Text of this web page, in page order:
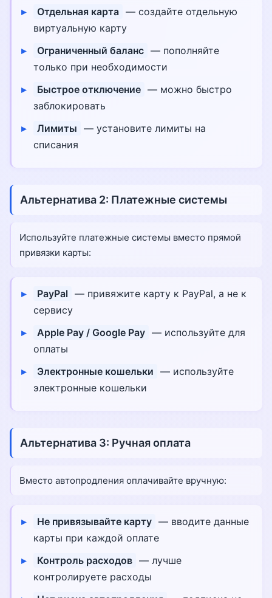
Отдельная карта — создайте отдельную
виртуальную карту
Ограниченный баланс — пополняйте
только при необходимости
Быстрое отключение — можно быстро
заблокировать
Лимиты — установите лимиты на
списания
Альтернатива 2: Платежные системы
Используйте платежные системы вместо прямой
привязки карты:
PayPal — привяжите карту к PayPal, а не к
сервису
Apple Pay / Google Pay — используйте для
оплаты
Электронные кошельки — используйте
электронные кошельки
Альтернатива 3: Ручная оплата
Вместо автопродления оплачивайте вручную:
Не привязывайте карту — вводите данные
карты при каждой оплате
Контроль расходов — лучше
контролируете расходы